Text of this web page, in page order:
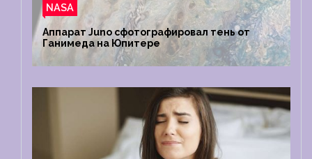
NASA
Аппарат Juno сфотографировал тень от
Ганимеда на Юпитере